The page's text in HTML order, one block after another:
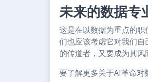
未来的数据专
这是在以数据为重点的
们也应该考虑它对我们
的传道者，又要成为其风
要了解更多关于AI革命对